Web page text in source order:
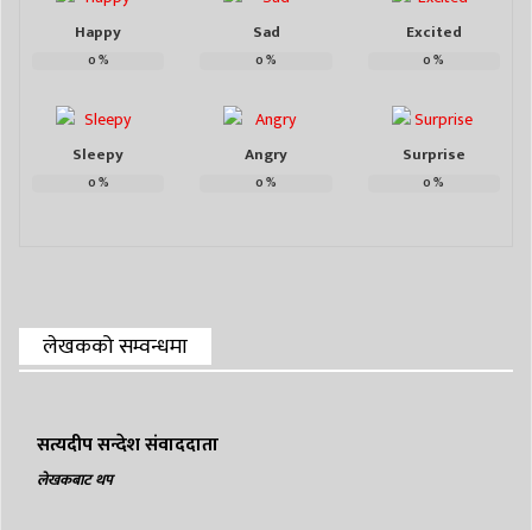
Happy
0%
Sad
0%
Excited
0%
Sleepy
0%
Angry
0%
Surprise
0%
लेखकको सम्वन्धमा
सत्यदीप सन्देश संवाददाता
लेखकबाट थप